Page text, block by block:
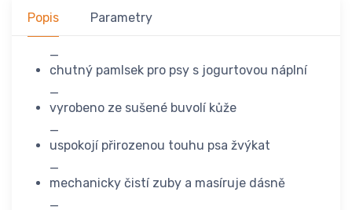
Popis Parametry
_
chutný pamlsek pro psy s jogurtovou náplní
_
vyrobeno ze sušené buvolí kůže
_
uspokojí přirozenou touhu psa žvýkat
_
mechanicky čistí zuby a masíruje dásně
_